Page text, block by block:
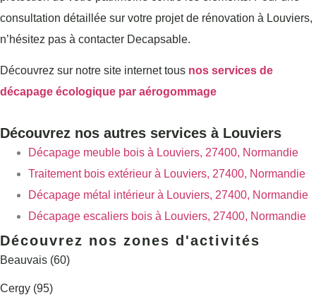
consultation détaillée sur votre projet de rénovation à Louviers,
n’hésitez pas à contacter Decapsable.
Découvrez sur notre site internet tous nos services de
décapage écologique par aérogommage
Découvrez nos autres services à Louviers
Décapage meuble bois à Louviers, 27400, Normandie
Traitement bois extérieur à Louviers, 27400, Normandie
Décapage métal intérieur à Louviers, 27400, Normandie
Décapage escaliers bois à Louviers, 27400, Normandie
Découvrez nos zones d'activités
Beauvais (60)
Cergy (95)